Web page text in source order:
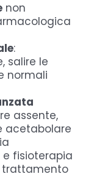
non
:
salire le
normali
assente,
acetabolare
fisioterapia
trattamento